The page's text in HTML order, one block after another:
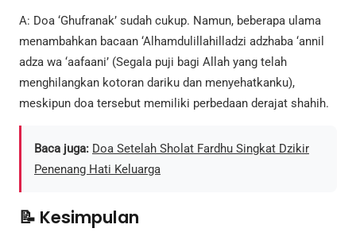
A: Doa ‘Ghufranak’ sudah cukup. Namun, beberapa ulama
menambahkan bacaan ‘Alhamdulillahilladzi adzhaba ‘annil
adza wa ‘aafaani’ (Segala puji bagi Allah yang telah
menghilangkan kotoran dariku dan menyehatkanku),
meskipun doa tersebut memiliki perbedaan derajat shahih.
Baca juga: Doa Setelah Sholat Fardhu Singkat Dzikir
Penenang Hati Keluarga
📝 Kesimpulan